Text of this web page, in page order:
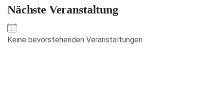
Nächste Veranstaltung
Keine bevorstehenden Veranstaltungen